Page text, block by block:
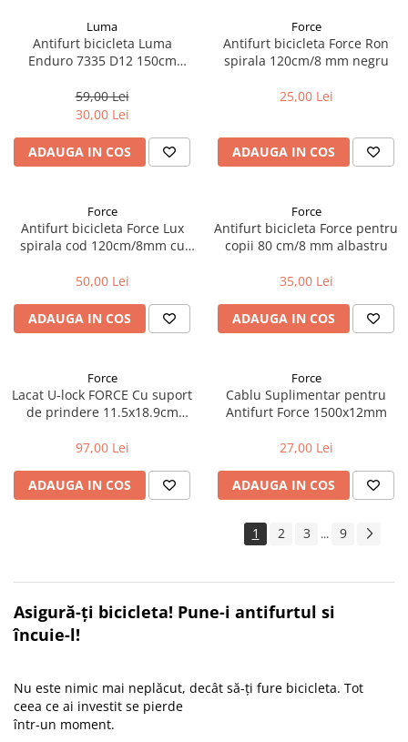
Luma
Antifurt bicicleta Luma
Enduro 7335 D12 150cm
59,00 Lei
30,00 Lei
ADAUGA IN COS
Force
Antifurt bicicleta Force Ron
spirala 120cm/8 mm negru
25,00 Lei
ADAUGA IN COS
Force
Antifurt bicicleta Force Lux
spirala cod 120cm/8mm cu
50,00 Lei
ADAUGA IN COS
Force
Antifurt bicicleta Force pentru
copii 80 cm/8 mm albastru
35,00 Lei
ADAUGA IN COS
Force
Lacat U-lock FORCE Cu suport
de prindere 11.5x18.9cm
97,00 Lei
ADAUGA IN COS
Force
Cablu Suplimentar pentru
Antifurt Force 1500x12mm
27,00 Lei
ADAUGA IN COS
1 2 3 ... 9
Asigură-ți bicicleta! Pune-i antifurtul si
încuie-l!
Nu este nimic mai neplăcut, decât să-ți fure bicicleta. Tot
ceea ce ai investit se pierde
într-un moment.